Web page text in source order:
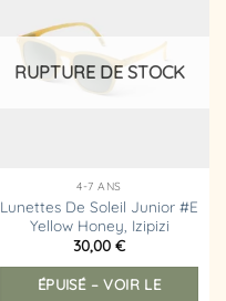
d’envies
RUPTURE DE STOCK
4-7 ANS
Lunettes De Soleil Junior #E
Yellow Honey, Izipizi
30,00 €
ÉPUISÉ – VOIR LE